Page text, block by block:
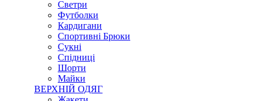
Светри
Футболки
Кардигани
Спортивні Брюки
Сукні
Спідниці
Шорти
Майки
ВЕРХНІЙ ОДЯГ